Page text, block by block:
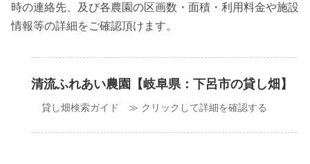
時の連絡先、及び各農園の区画数・面積・利用料金や施設
情報等の詳細をご確認頂けます。
清流ふれあい農園【岐阜県：下呂市の貸し畑】
貸し畑検索ガイド ≫ クリックして詳細を確認する